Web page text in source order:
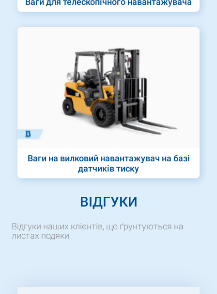
Ваги на вилковий навантажувач на базі
датчиків тиску
ВІДГУКИ
Відгуки наших клієнтів, що ґрунтуються на
листах подяки